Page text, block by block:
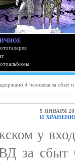
4 человека за сбыт
9 ЯНВАРЯ
И
у
за сбыт